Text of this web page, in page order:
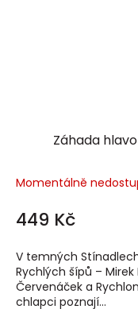
Záhada
Momentálně
449 Kč
V temných
Rychlých šípů – Mirek
Červenáček a
chlapci poznají...